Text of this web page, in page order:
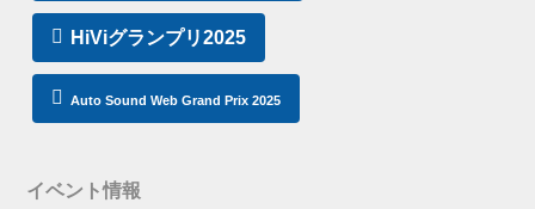
HiViグランプリ2025
Auto Sound Web Grand Prix 2025
イベント情報